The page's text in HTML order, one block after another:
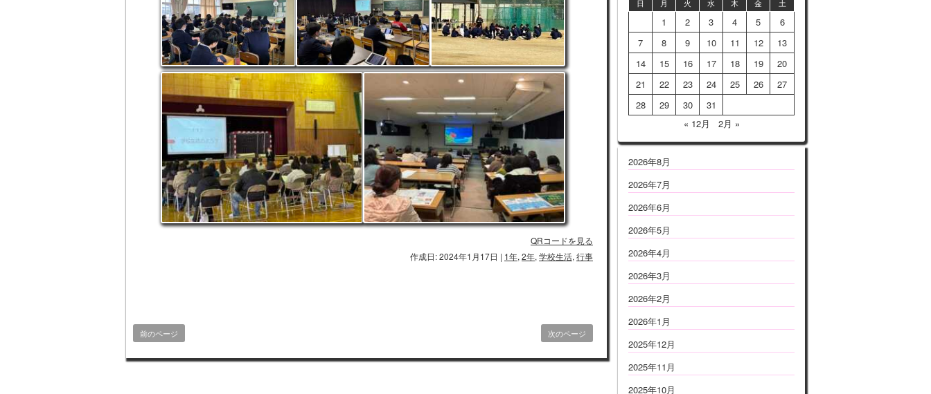
QRコードを見る
作成日: 2024年1月17日 | 1年, 2年, 学校生活, 行事
前のページ 次のページ
日 月 火 水 木 金 土
1 2 3 4 5
6
7
8 9 10 11 12
13
14
15 16 17 18 19
20
21
22 23 24 25 26
27
28
29 30
31
« 12月
2月 »
2026年8月
2026年7月
2026年6月
2026年5月
2026年4月
2026年3月
2026年2月
2026年1月
2025年12月
2025年11月
2025年10月